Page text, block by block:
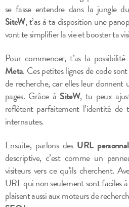
se fasse entendre dans la jungle
SiteW, t’as à ta disposition une
vont te simplifier la vie et booster ta
Pour commencer, t’as la
Meta. Ces petites lignes de code
de recherche, car elles leur
pages. Grâce à SiteW, tu peux
reflètent parfaitement l’identité
internautes.
Ensuite, parlons des URL
descriptive, c’est comme un
visiteurs vers ce qu’ils cherchent.
URL qui non seulement sont faciles
plaisent aussi aux moteurs de